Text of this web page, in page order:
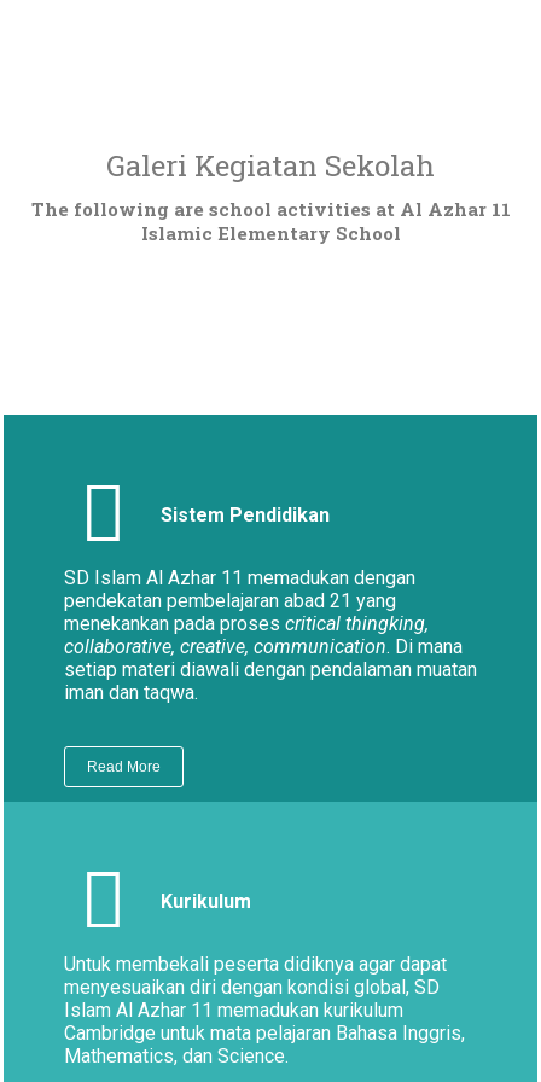
Galeri Kegiatan Sekolah
The following are school activities at Al Azhar 11
Islamic Elementary School
Sistem Pendidikan
SD Islam Al Azhar 11 memadukan dengan
pendekatan pembelajaran abad 21 yang
menekankan pada proses critical thingking,
collaborative, creative, communication. Di mana
setiap materi diawali dengan pendalaman muatan
iman dan taqwa.
Read More
Kurikulum
Untuk membekali peserta didiknya agar dapat
menyesuaikan diri dengan kondisi global, SD
Islam Al Azhar 11 memadukan kurikulum
Cambridge untuk mata pelajaran Bahasa Inggris,
Mathematics, dan Science.